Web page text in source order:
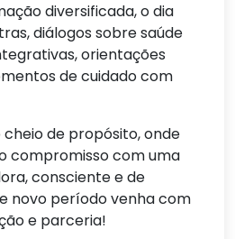
diversificada, o dia
diálogos sobre saúde
orientações
de cuidado com
de propósito, onde
compromisso com uma
consciente e de
novo período venha com
e parceria!